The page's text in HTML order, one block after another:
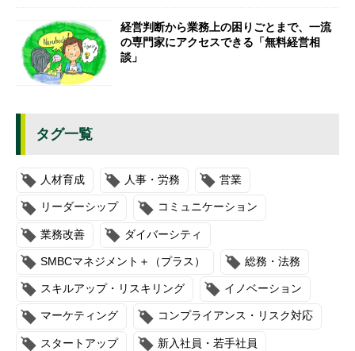
経営判断から業務上の困りごとまで、一流
の専門家にアクセスできる「無料経営相
談」
タグ一覧
人材育成 人事・労務 営業
リーダーシップ コミュニケーション
業務改善 ダイバーシティ
SMBCマネジメント＋（プラス） 総務・法務
スキルアップ・リスキリング イノベーション
マーケティング コンプライアンス・リスク対応
スタートアップ 新入社員・若手社員